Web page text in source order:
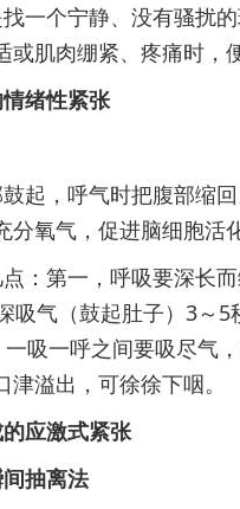
一个宁静、没有骚扰
肌肉绷紧、疼痛时，
情绪性紧张
起，呼气时把腹部缩
氧气，促进脑细胞活
：第一，呼吸要深长
吸气（鼓起肚子）3～
吸一呼之间要吸尽气
溢出，可徐徐下咽。
的应激式紧张
间抽离法